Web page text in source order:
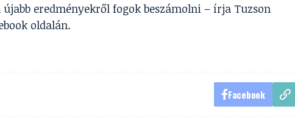
eredményekről fogok beszámolni – írja Tuzson
oldalán.
Facebook